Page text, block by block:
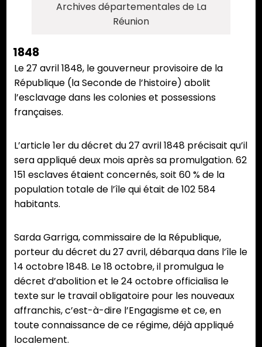
Archives départementales de La
Réunion
1848
Le 27 avril 1848, le gouverneur provisoire de la
République (la Seconde de l’histoire) abolit
l’esclavage dans les colonies et possessions
françaises.
L’article 1er du décret du 27 avril 1848 précisait qu’il
sera appliqué deux mois après sa promulgation. 62
151 esclaves étaient concernés, soit 60 % de la
population totale de l’île qui était de 102 584
habitants.
Sarda Garriga, commissaire de la République,
porteur du décret du 27 avril, débarqua dans l’île le
14 octobre 1848. Le 18 octobre, il promulgua le
décret d’abolition et le 24 octobre officialisa le
texte sur le travail obligatoire pour les nouveaux
affranchis, c’est-à-dire l’Engagisme et ce, en
toute connaissance de ce régime, déjà appliqué
localement.